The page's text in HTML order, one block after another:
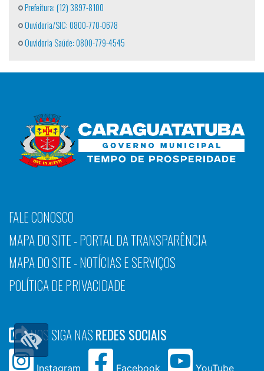
Prefeitura: (12) 3897-8100
Ouvidoria/SIC: 0800-770-0678
Ouvidoria Saúde: 0800-779-4545
FALE CONOSCO
MAPA DO SITE - PORTAL DA TRANSPARÊNCIA
MAPA DO SITE - NOTÍCIAS E SERVIÇOS
POLÍTICA DE PRIVACIDADE
NOS SIGA NASREDES SOCIAIS
Instagram Facebook YouTube